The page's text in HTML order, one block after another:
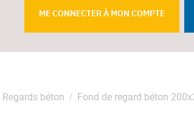
ME CONNECTER À MON COMPTE
Regards béton Fond de regard béton